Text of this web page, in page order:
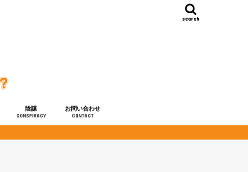
search
陰謀
CONSPIRACY
お問い合わせ
CONTACT